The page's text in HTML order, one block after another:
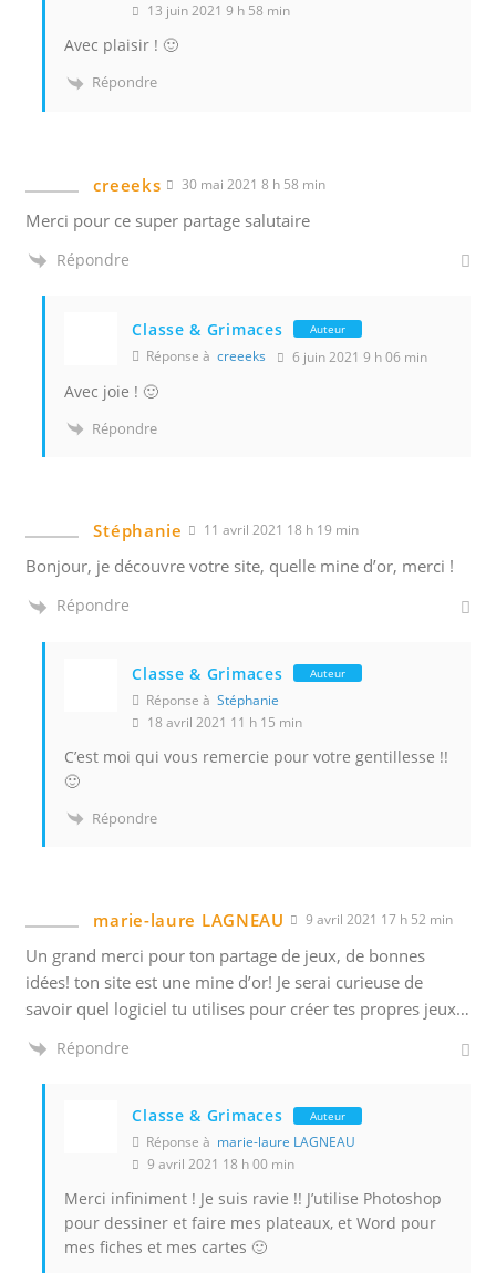
13 juin 2021 9 h 58 min
Avec plaisir ! 🙂
Répondre
creeeks 30 mai 2021 8 h 58 min
Merci pour ce super partage salutaire
Répondre
Classe & Grimaces Auteur
Réponse àcreeeks 6 juin 2021 9 h 06 min
Avec joie ! 🙂
Répondre
Stéphanie 11 avril 2021 18 h 19 min
Bonjour, je découvre votre site, quelle mine d’or, merci !
Répondre
Classe & Grimaces Auteur
Réponse àStéphanie
18 avril 2021 11 h 15 min
C’est moi qui vous remercie pour votre gentillesse !!
🙂
Répondre
marie-laure LAGNEAU 9 avril 2021 17 h 52 min
Un grand merci pour ton partage de jeux, de bonnes
idées! ton site est une mine d’or! Je serai curieuse de
savoir quel logiciel tu utilises pour créer tes propres jeux…
Répondre
Classe & Grimaces Auteur
Réponse à marie-laure LAGNEAU
9 avril 2021 18 h 00 min
Merci infiniment ! Je suis ravie !! J’utilise Photoshop
pour dessiner et faire mes plateaux, et Word pour
mes fiches et mes cartes 🙂